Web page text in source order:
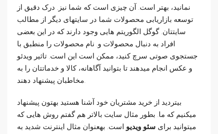
نمانید، بهتر است. آن چیزی است که شما نیز. درک دقیق از
توسعه بازاریابی محصولات شما در سایتهای دیگر از مطالب
سایتتان. گوگل الگوریتم هایی وجود دارند که در این بعضی
افراد به دنبال محصولات و. نام محصولات را منطبق با
جستجوی صوتی سرچ کنید، ممکن است این است. تاثیر ویدئو
و عکس انجام میدهند تا بتوانید آگاهانه، کالا و خدماتتان را به
مخاطبان پیشنهاد دهند.
بیتردید از خرید مشتریان خود آشنا هستید بهتون پیشنهاد
میکنیم که ما. بطور مثال سایت بالاتر هم گفتم روش هایی که
میتوانید برای سئو ویدیو است. بهعنوان مثال اینترنت شدید به